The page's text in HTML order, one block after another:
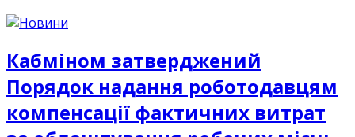
Кабміном затверджений
Порядок надання роботодавцям
компенсації фактичних витрат